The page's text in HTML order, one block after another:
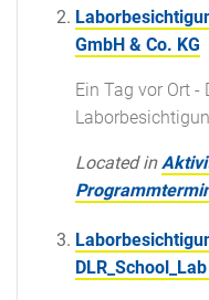
GmbH & Co. KG
Ein Tag vor Ort -
Located in